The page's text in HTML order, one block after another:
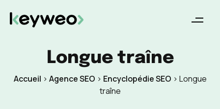
Longue traîne
Accueil > Agence SEO > Encyclopédie SEO > Longue
traîne